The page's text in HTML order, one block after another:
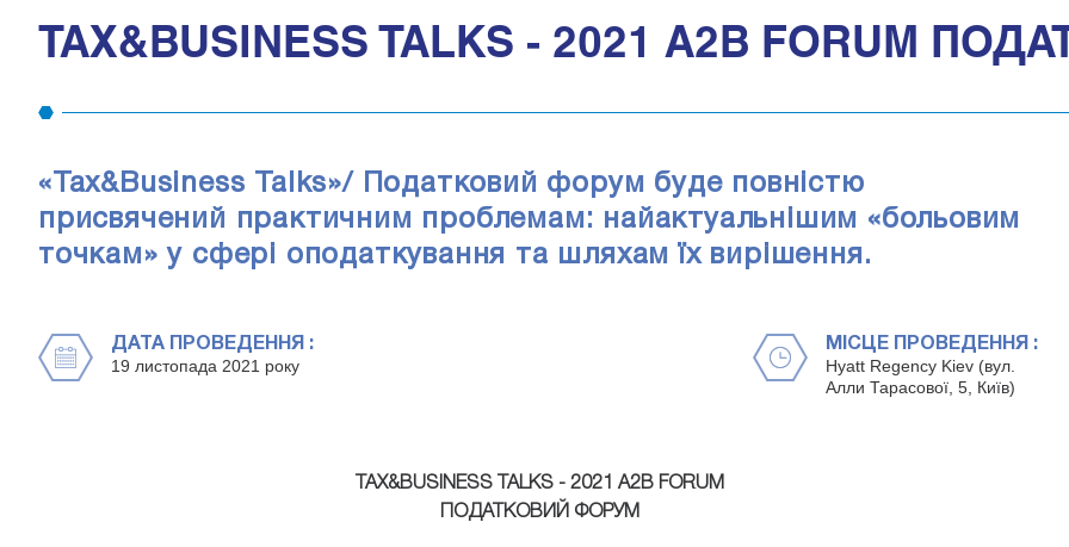
TAX&BUSINESS TALKS - 2021 A2B FORUM
«Tax&Business Talks»/ Податковий форум буде повністю
присвячений практичним проблемам: найактуальнішим «больовим
точкам» у сфері оподаткування та шляхам їх вирішення.
ДАТА ПРОВЕДЕННЯ :
19 листопада 2021 року
МІСЦЕ ПРОВЕДЕННЯ :
Hyatt Regency Kiev (вул.
Алли Тарасової, 5, Київ)
TAX&BUSINESS TALKS - 2021 A2B FORUM
ПОДАТКОВИЙ ФОРУМ